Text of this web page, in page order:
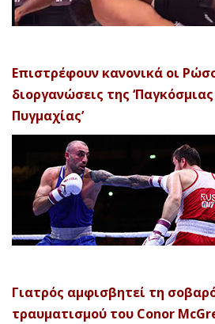
Επιστρέφουν κανονικά οι
διοργανώσεις της
Πυγμαχίας’
Γιατρός αμφισβητεί τη
τραυματισμού του Conor